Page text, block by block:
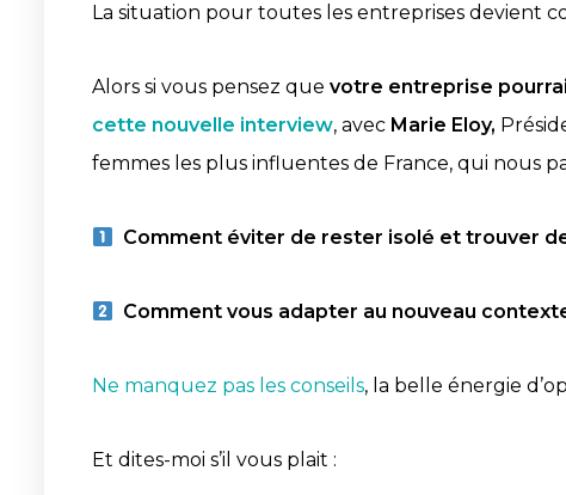
La situation pour toutes les entreprises devient
Alors si vous pensez que votre entreprise
cette nouvelle interview, avec Marie Eloy,
femmes les plus influentes de France, qui nous
Comment éviter de rester isolé et trouver
Comment vous adapter au nouveau
Ne manquez pas les conseils, la belle énergie
Et dites-moi s’il vous plait :